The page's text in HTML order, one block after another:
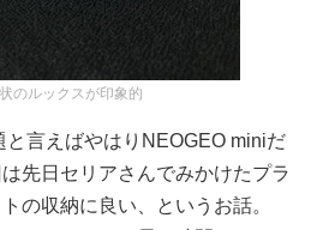
のルックスが印象的
言えばやはりNEOGEO miniだ
先日セリアさんでみかけたプラ
の収納に良い、というお話。